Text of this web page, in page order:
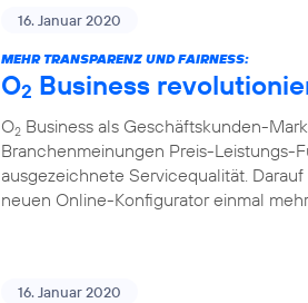
16. Januar 2020
MEHR TRANSPARENZ UND FAIRNESS:
O2 Business
O2 Business als Geschäftskunden-
Branchenmeinungen Preis-Leistungs-
ausgezeichnete Servicequalität.
neuen Online-Konfigurator einmal
16. Januar 2020